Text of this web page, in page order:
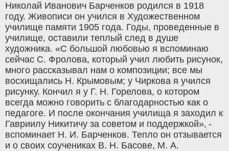
Николай Иванович Барченков родился в 1918
году. Живописи он учился в Художественном
училище памяти 1905 года. Годы, проведенные в
училище, оставили теплый след в душе
художника. «С большой любовью я вспоминаю
сейчас С. Фролова, который учил любить рисунок,
много рассказывал нам о композиции; все мы
восхищались Н. Крымовым; у Чиркова я учился
рисунку. Кончил я у Г. Н. Горелова, о котором
всегда можно говорить с благодарностью как о
педагоге. И после окончания училища я заходил к
Гавриилу Никитичу за советом и поддержкой»‚ -
вспоминает Н. И. Барченков. Тепло он отзывается
и о своих соучениках В. Н. Басове, М. А.